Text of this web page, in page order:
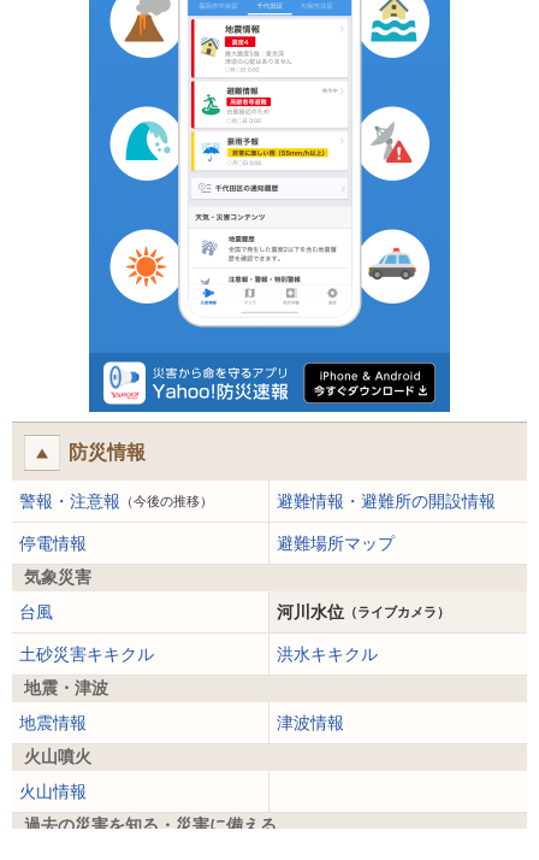
防災情報
警報・注意報 （今後の推移） 避難情報・避難所の開設情報
停電情報
避難場所マップ
気象災害
台風
河川水位 （ライブカメラ）
土砂災害キキクル
洪水キキクル
地震・津波
地震情報
津波情報
火山噴火
火山情報
過去の災害を知る・災害に備える